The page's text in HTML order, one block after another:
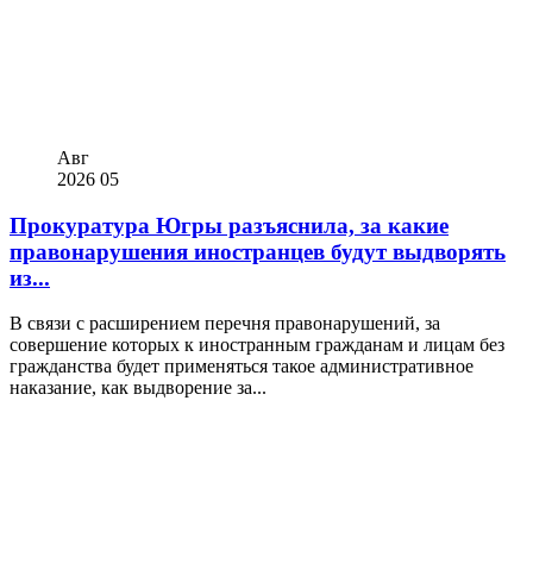
Авг
2026 05
Прокуратура Югры разъяснила, за какие
правонарушения иностранцев будут выдворять
из...
В связи с расширением перечня правонарушений, за
совершение которых к иностранным гражданам и лицам без
гражданства будет применяться такое административное
наказание, как выдворение за...